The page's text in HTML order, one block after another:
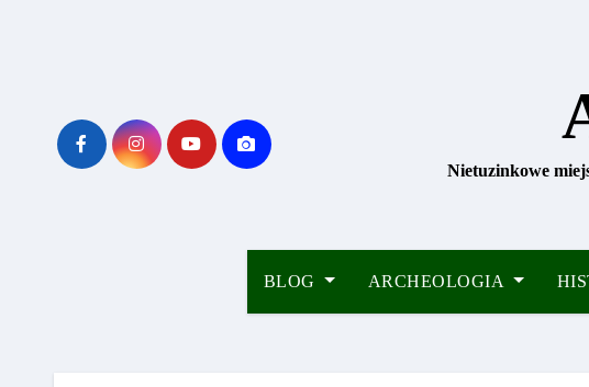
Nietuzinkowe
BLOG ARCHEOLOGIA